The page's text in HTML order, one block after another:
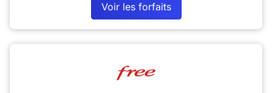
Voir les forfaits